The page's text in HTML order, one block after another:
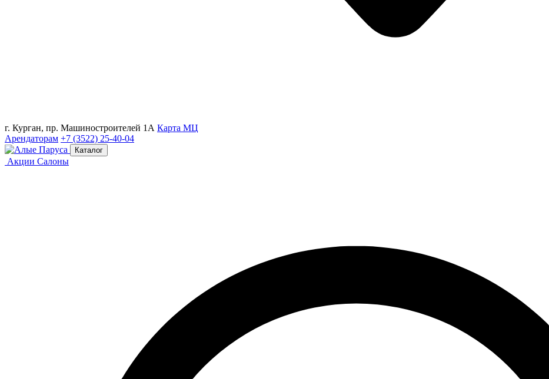
г. Курган, пр. Машиностроителей 1А Карта МЦ
Арендаторам +7 (3522) 25-40-04
Каталог
Акции Салоны